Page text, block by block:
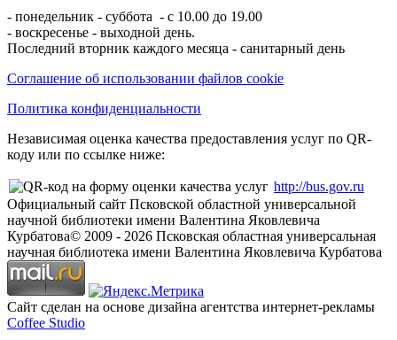
- понедельник - суббота - с 10.00 до 19.00
- воскресенье - выходной день.
Последний вторник каждого месяца - санитарный день
Соглашение об использовании файлов cookie
Политика конфиденциальности
Независимая оценка качества предоставления услуг по QR-
коду или по ссылке ниже:
http://bus.gov.ru
Официальный сайт Псковской областной универсальной
научной библиотеки имени Валентина Яковлевича
Курбатова© 2009 - 2026 Псковская областная универсальная
научная библиотека имени Валентина Яковлевича Курбатова
Сайт сделан на основе дизайна агентства интернет-рекламы
Coffee Studio